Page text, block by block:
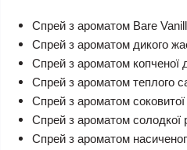
Спрей з ароматом Bare
Спрей з ароматом дикого
Спрей з ароматом копченої
Спрей з ароматом теплого
Спрей з ароматом соковитої
Спрей з ароматом солодкої
Спрей з ароматом